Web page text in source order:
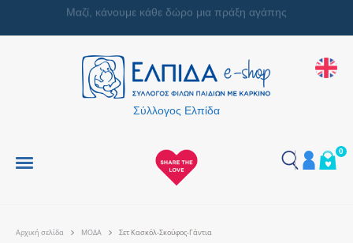
Μαζί, κάνουμε κάθε δώρο μια πράξη αγάπης
Σύλλογος Ελπίδα
0
Αρχική σελίδα ΜΟΔΑ Σετ Κασκόλ-Σκούφος-Γάντια